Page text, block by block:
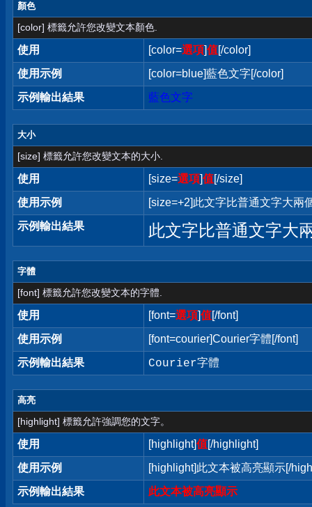
顏色
[color] 標籤允許您改變文本顏色.
使用 [color=選項]值[/color]
使用示例
[color=blue]藍色文字[/color]
示例輸出結果
藍色文字
大小
[size] 標籤允許您改變文本的大小.
使用 [size=選項]值[/size]
使用示例
[size=+2]此文字比普通文字大兩
示例輸出結果
此文字比普通文字大
字體
[font] 標籤允許您改變文本的字體.
使用 [font=選項]值[/font]
使用示例
[font=courier]Courier字體[/font]
示例輸出結果
Courier字體
高亮
[highlight] 標籤允許強調您的文字。
使用 [highlight]值[/highlight]
使用示例
[highlight]此文本被高亮顯示[/
示例輸出結果
此文本被高亮顯示